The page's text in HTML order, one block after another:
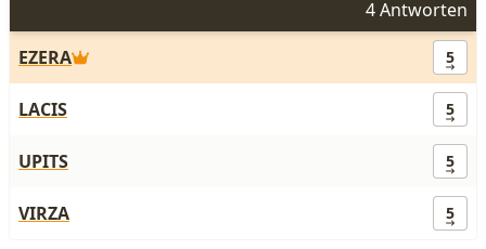
4 Antworten
EZERA
5
LACIS 5
UPITS 5
VIRZA 5